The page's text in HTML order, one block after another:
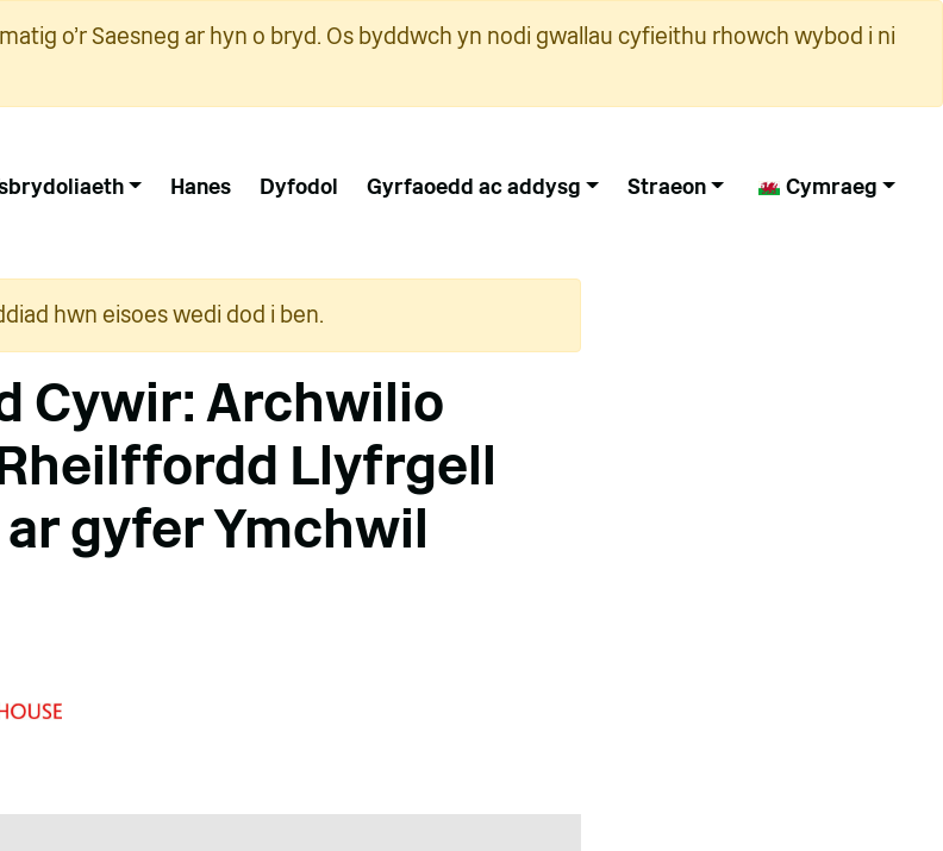
o'r Saesneg ar hyn o bryd. Os byddwch yn nodi gwallau cyfieithu rhowch wybod i ni
Hanes Dyfodol Gyrfaoedd ac addysg Straeon Cymraeg
hwn eisoes wedi dod i ben.
Cywir: Archwilio
Llyfrgell
gyfer Ymchwil